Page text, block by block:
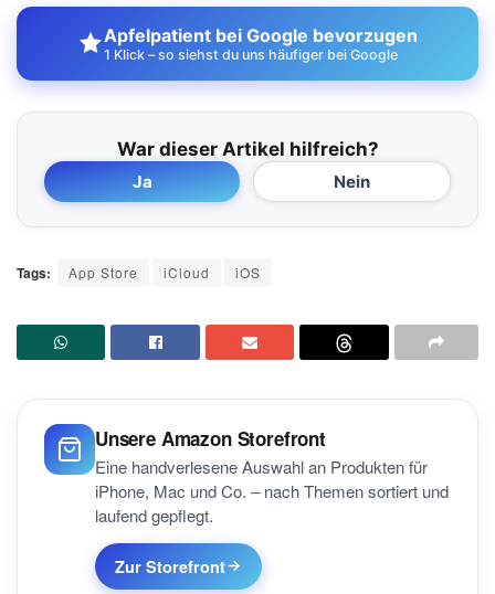
Apfelpatient bei Google bevorzugen
1 Klick – so siehst du uns häufiger bei Google
War dieser Artikel hilfreich?
Ja Nein
Tags: App Store iCloud iOS
Unsere Amazon Storefront
Eine handverlesene Auswahl an Produkten für
iPhone, Mac und Co. – nach Themen sortiert und
laufend gepflegt.
Zur Storefront